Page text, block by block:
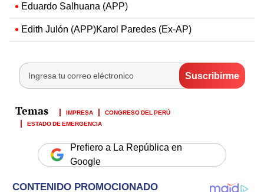
Eduardo Salhuana (APP)
Edith Julón (APP)Karol Paredes (Ex-AP)
IMPRESA
CONGRESO DEL PERÚ
ESTADO DE EMERGENCIA
Prefiero a La República en
Google